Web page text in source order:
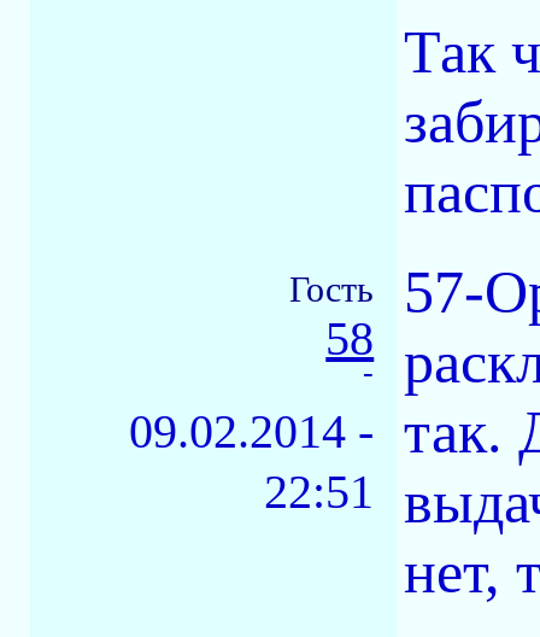
Так
Гость
58
-
09.02.2014 -
22:51
57-
так.
нет,